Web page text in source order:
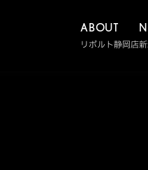
ABOUT
リボルト静岡店